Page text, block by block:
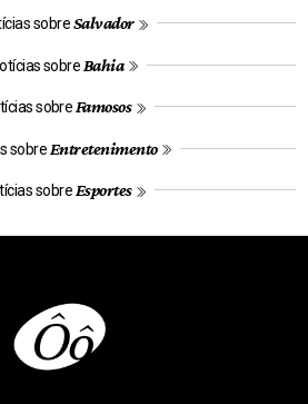
sobreSalvador
sobre Bahia
sobre Famosos
sobre Entretenimento
sobre Esportes